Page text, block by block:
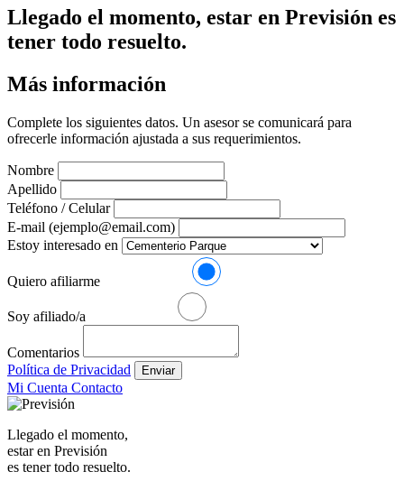
Llegado el momento, estar en Previsión es
tener todo resuelto.
Más información
Complete los siguientes datos. Un asesor se comunicará para
ofrecerle información ajustada a sus requerimientos.
Nombre
Apellido
Teléfono / Celular
E-mail (ejemplo@email.com)
Estoy interesado en
Quiero afiliarme
Soy afiliado/a
Comentarios
Política de Privacidad
Enviar
Mi Cuenta Contacto
Llegado el momento,
estar en Previsión
es tener todo resuelto.